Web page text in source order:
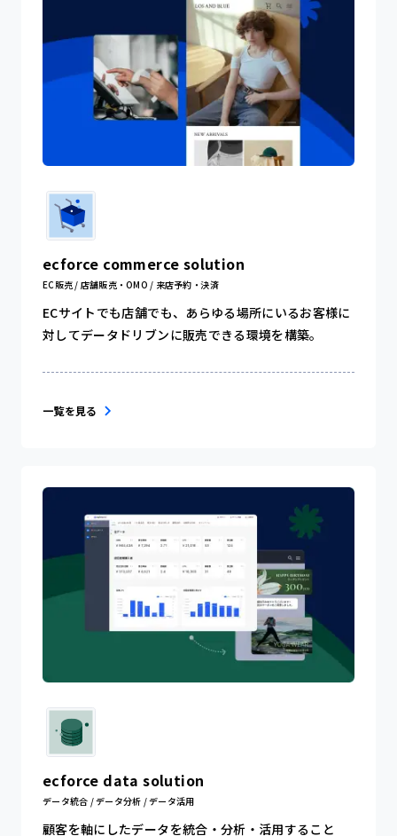
ecforce commerce solution
EC販売 / 店舗販売・OMO / 来店予約・決済
ECサイトでも店舗でも、あらゆる場所にいるお客様に
対してデータドリブンに販売できる環境を構築。
一覧を見る
ecforce data solution
データ統合 / データ分析 / データ活用
顧客を軸にしたデータを統合・分析・活用すること